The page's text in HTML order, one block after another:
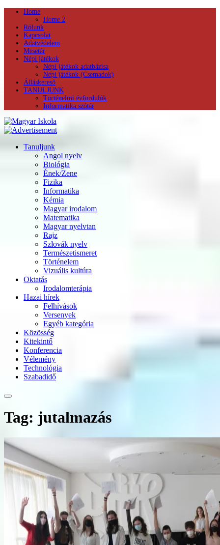
Home
Home 2
Rólunk
Kapcsolat
Adatvédelem
Mesetár
Népi játékok
Népi játékok adatbázisa
Népi játékok (Csemadok)
Álláskereső
TANULJUNK
Történelmi évfordulók
Informatika szótár
Tanuljunk
Angol nyelv
Biológia
Ének/Zene
Fizika
Informatika
Kémia
Magyar irodalom
Matematika
Magyar nyelvtan
Rajz
Szlovák nyelv
Természetismeret
Történelem
Vizuális kultúra
Oktatás
Irodalomterápia
Hazai hírek
Felhívások
Versenyek
Egyéb kategória
Közösség
Kitekintő
Konferencia
Vélemény
Technológia
Szabadidő
Tag: jutalmazás